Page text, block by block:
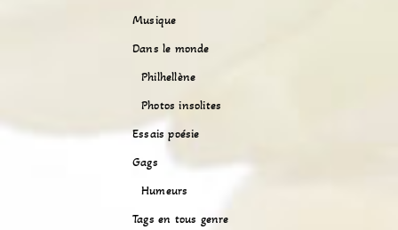
Musique
Dans le monde
Philhellène
Photos insolites
Essais poésie
Gags
Humeurs
Tags en tous genre